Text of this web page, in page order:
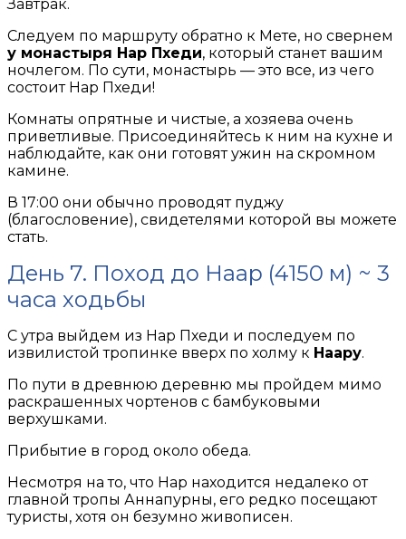
Завтрак.
Следуем по маршруту обратно к Мете, но свернем
у монастыря Нар Пхеди, который станет вашим
ночлегом. По сути, монастырь — это все, из чего
состоит Нар Пхеди!
Комнаты опрятные и чистые, а хозяева очень
приветливые. Присоединяйтесь к ним на кухне и
наблюдайте, как они готовят ужин на скромном
камине.
В 17:00 они обычно проводят пуджу
(благословение), свидетелями которой вы можете
стать.
День 7. Поход до Наар (4150 м) ~ 3
часа ходьбы
С утра выйдем из Нар Пхеди и последуем по
извилистой тропинке вверх по холму к Наару.
По пути в древнюю деревню мы пройдем мимо
раскрашенных чортенов с бамбуковыми
верхушками.
Прибытие в город около обеда.
Несмотря на то, что Нар находится недалеко от
главной тропы Аннапурны, его редко посещают
туристы, хотя он безумно живописен.